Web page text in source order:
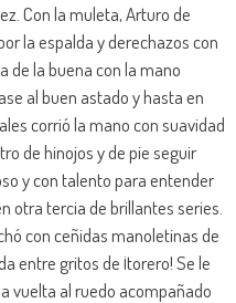
Con la muleta, Arturo de
la espalda y derechazos con
de la buena con la mano
al buen astado y hasta en
corrió la mano con suavidad
de hinojos y de pie seguir
y con talento para entender
otra tercia de brillantes series.
con ceñidas manoletinas de
entre gritos de ¡torero! Se le
vuelta al ruedo acompañado